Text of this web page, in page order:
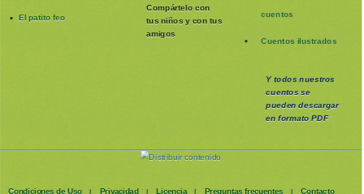
El patito feo
Compártelo con
tus niños y con tus
amigos
cuentos
Cuentos ilustrados
Y todos nuestros
cuentos se
puedendescargar
en formato PDF
Condiciones de Uso | Privacidad | Licencia | Preguntas frecuentes | Contacto